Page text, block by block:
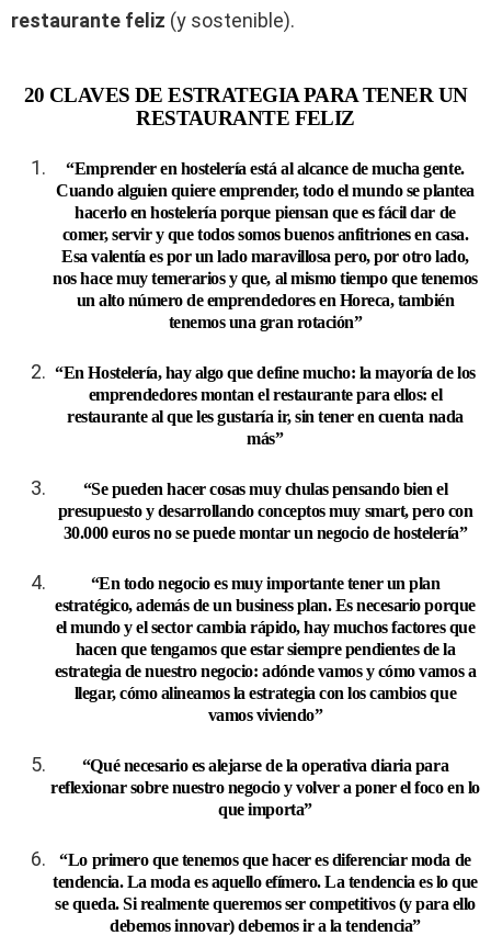
restaurante feliz (y sostenible).
20 CLAVES DE ESTRATEGIA PARA TENER UN
RESTAURANTE FELIZ
“Emprender en hostelería está al alcance de mucha gente.
Cuando alguien quiere emprender, todo el mundo se plantea
hacerlo en hostelería porque piensan que es fácil dar de
comer, servir y que todos somos buenos anfitriones en casa.
Esa valentía es por un lado maravillosa pero, por otro lado,
nos hace muy temerarios y que, al mismo tiempo que tenemos
un alto número de emprendedores en Horeca, también
tenemos una gran rotación”
“En Hostelería, hay algo que define mucho: la mayoría de los
emprendedores montan el restaurante para ellos: el
restaurante al que les gustaría ir, sin tener en cuenta nada
más”
“Se pueden hacer cosas muy chulas pensando bien el
presupuesto y desarrollando conceptos muy smart, pero con
30.000 euros no se puede montar un negocio de hostelería”
“En todo negocio es muy importante tener un plan
estratégico, además de un business plan. Es necesario porque
el mundo y el sector cambia rápido, hay muchos factores que
hacen que tengamos que estar siempre pendientes de la
estrategia de nuestro negocio: adónde vamos y cómo vamos a
llegar, cómo alineamos la estrategia con los cambios que
vamos viviendo”
“Qué necesario es alejarse de la operativa diaria para
reflexionar sobre nuestro negocio y volver a poner el foco en lo
que importa”
“Lo primero que tenemos que hacer es diferenciar moda de
tendencia. La moda es aquello efímero. La tendencia es lo que
se queda. Si realmente queremos ser competitivos (y para ello
debemos innovar) debemos ir a la tendencia”